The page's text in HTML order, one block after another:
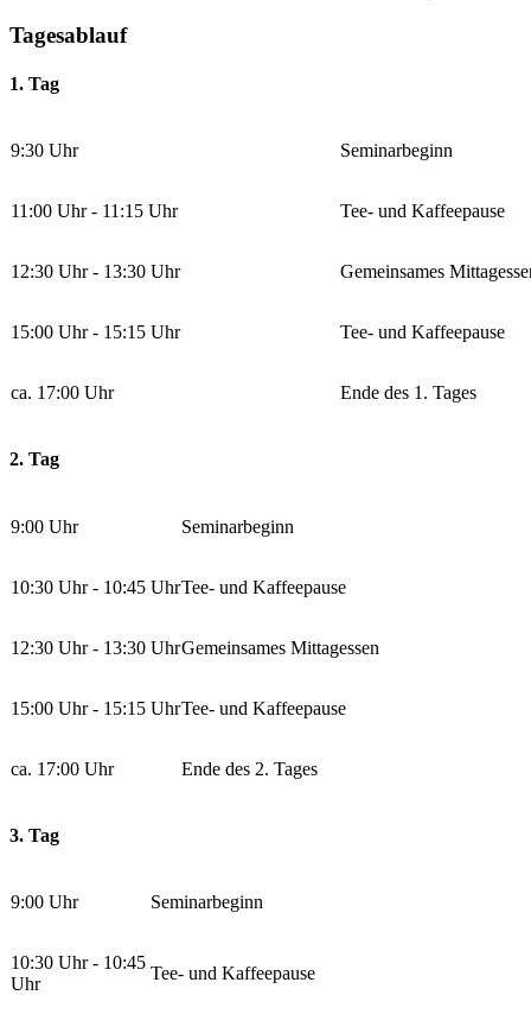
Tagesablauf
1. Tag
9:30 Uhr Seminarbeginn
11:00 Uhr - 11:15 Uhr Tee- und Kaffeepause
12:30 Uhr - 13:30 Uhr Gemeinsames
15:00 Uhr - 15:15 Uhr Tee- und Kaffeepause
ca. 17:00 Uhr Ende des 1. Tages
2. Tag
9:00 Uhr Seminarbeginn
10:30 Uhr - 10:45 UhrTee- und Kaffeepause
12:30 Uhr - 13:30 UhrGemeinsames Mittagessen
15:00 Uhr - 15:15 UhrTee- und Kaffeepause
ca. 17:00 Uhr Ende des 2. Tages
3. Tag
9:00 Uhr Seminarbeginn
10:30 Uhr - 10:45
Uhr
Tee- und Kaffeepause